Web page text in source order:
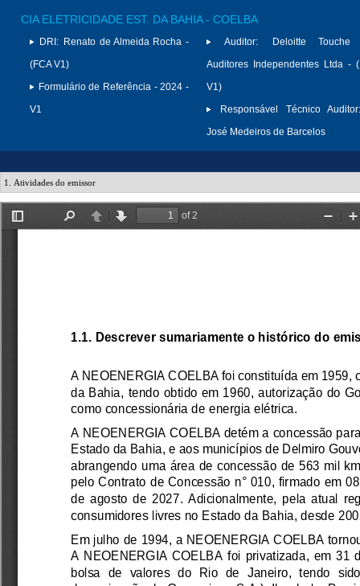
CIA ELETRICIDADE EST. DA BAHIA - COELBA
DRI: Renato de Almeida Rocha -
(FCA V1)
Formulário de Referência - 2024 -
V1
Auditor:
Deloitte Touche
Auditores Independentes Ltda -
V1)
Responsável Técnico
José Medeiros de Barcelos